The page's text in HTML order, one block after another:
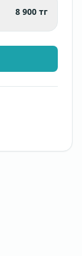
8 900 тг